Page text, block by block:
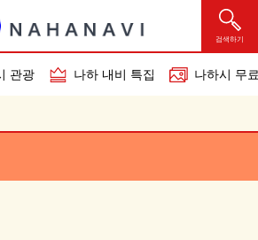
검색하기
관광 나하 내비 특집 나하시 무